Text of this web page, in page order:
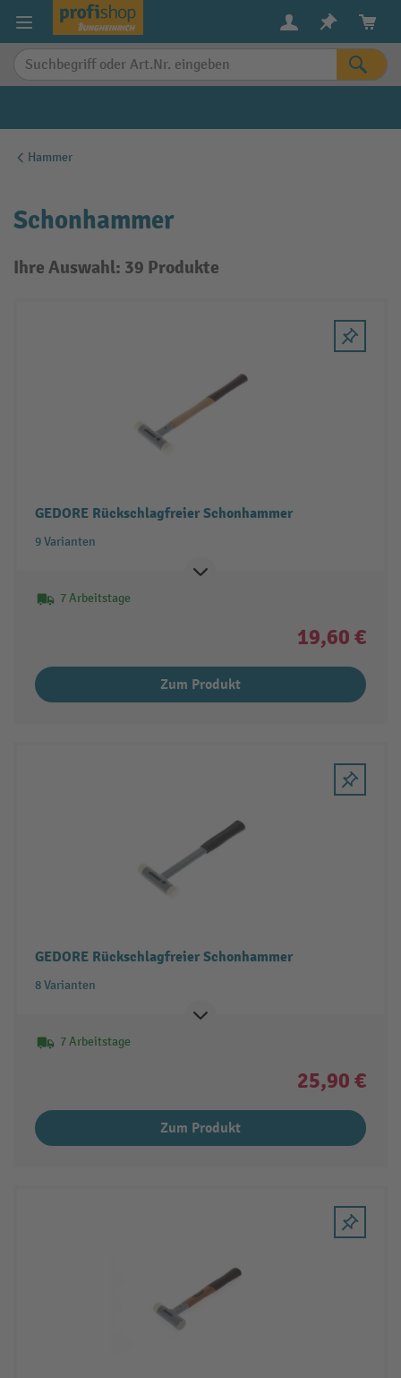
springen
Hammer
Schonhammer
Ihre Auswahl: 39 Produkte
GEDORE Rückschlagfreier Schonhammer
9 Varianten
7 Arbeitstage
19,60 €
Zum Produkt
GEDORE Rückschlagfreier Schonhammer
8 Varianten
7 Arbeitstage
25,90 €
Zum Produkt